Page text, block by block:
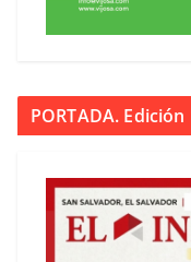
PORTADA. Edición